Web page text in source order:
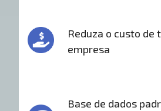
Reduza o custo de
empresa
Base de dados